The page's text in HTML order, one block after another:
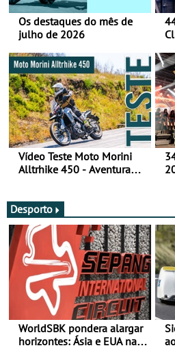
Os destaques do mês de
julho de 2026
Vídeo Teste Moto Morini
Alltrhike 450 - Aventura
Desporto
WorldSBK pondera alargar
horizontes: Ásia e EUA na